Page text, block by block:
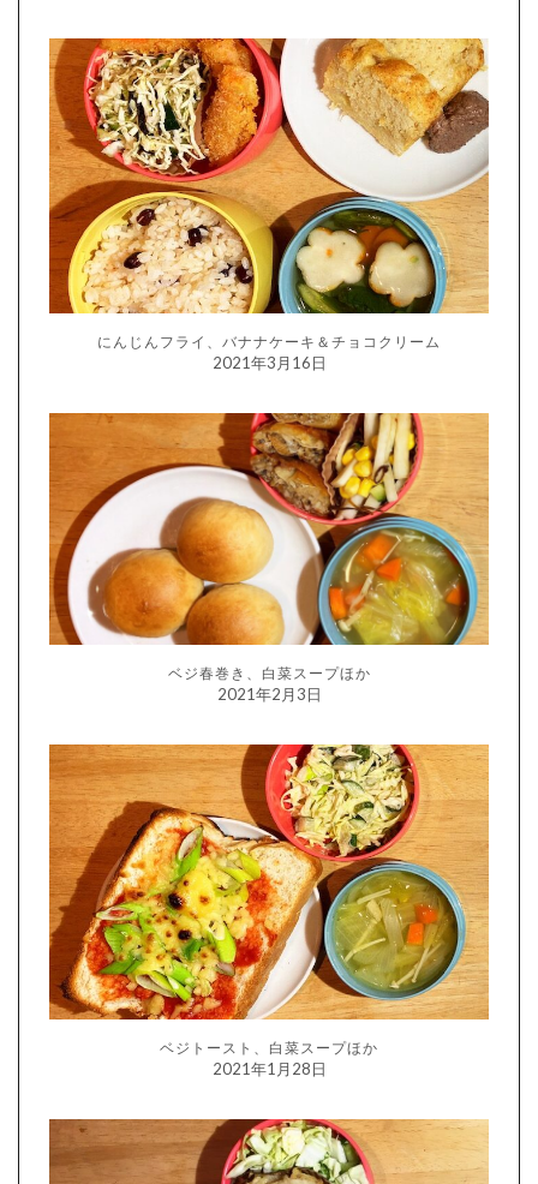
にんじんフライ、バナナケーキ＆チョコクリーム
2021年3月16日
ベジ春巻き、白菜スープほか
2021年2月3日
ベジトースト、白菜スープほか
2021年1月28日